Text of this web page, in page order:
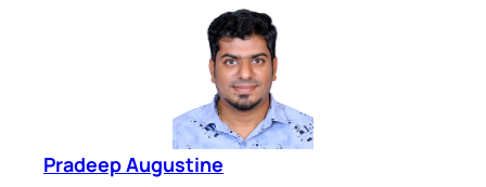
Pradeep Augustine